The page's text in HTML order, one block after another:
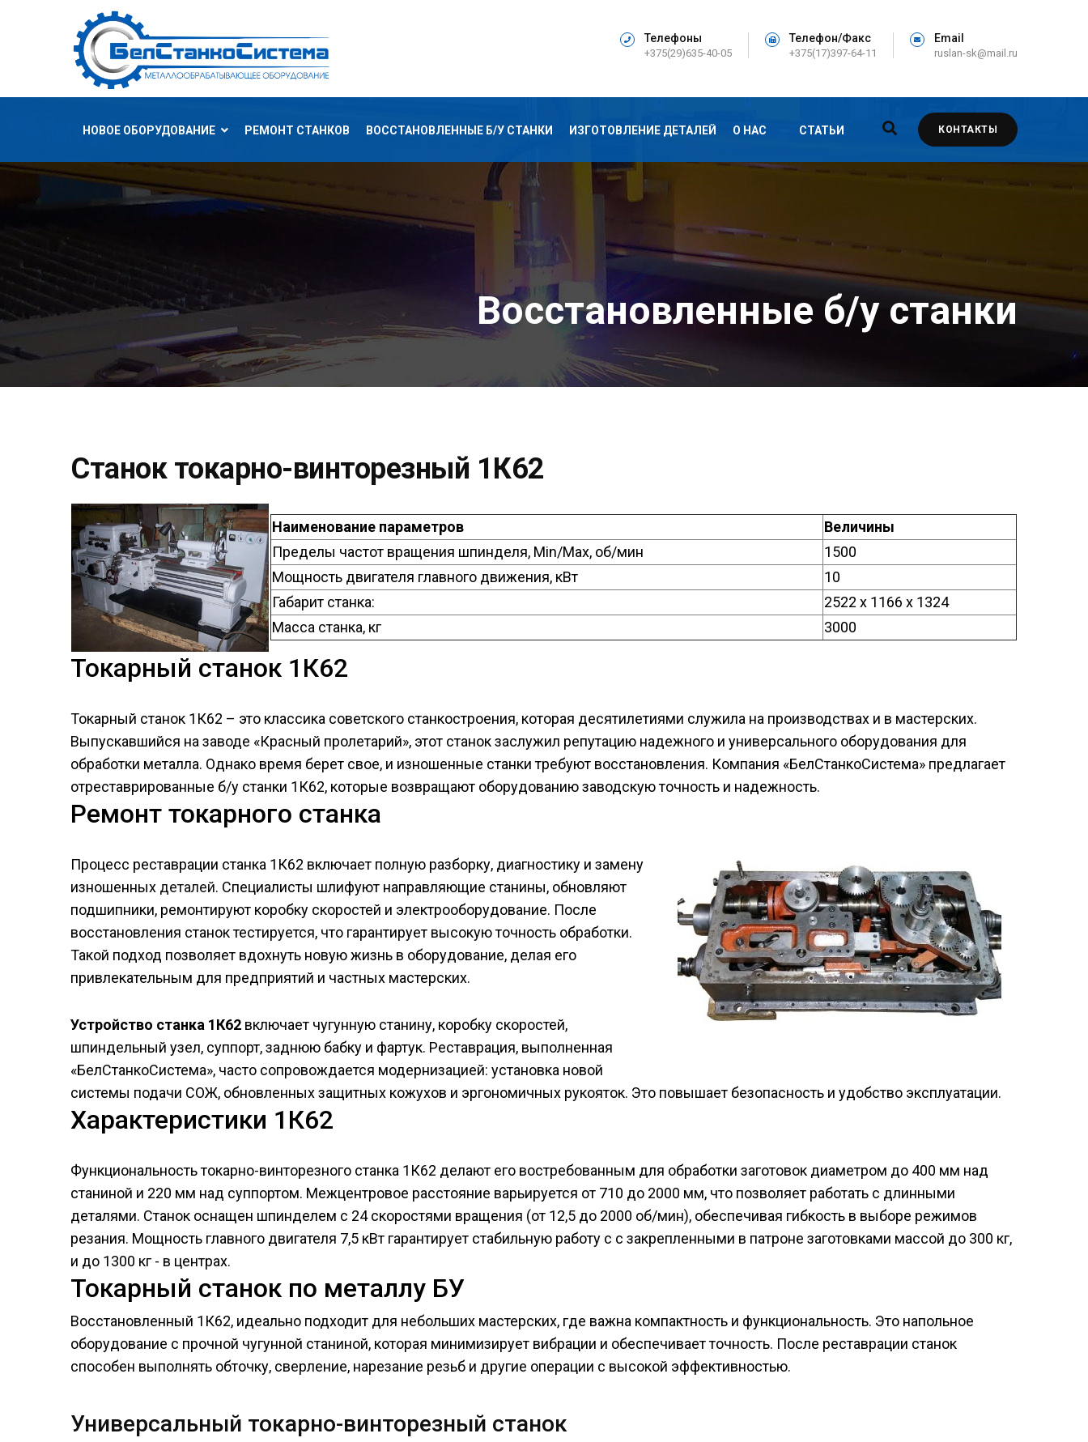
Телефоны
+375(29)635-40-05
Телефон/Факс
+375(17)397-64-11
Email
ruslan-sk@mail.ru
НОВОЕ ОБОРУДОВАНИЕ РЕМОНТ СТАНКОВ ВОССТАНОВЛЕННЫЕ Б/У СТАНКИ ИЗГОТОВЛЕНИЕ ДЕТАЛЕЙ О НАС СТАТЬИ КОНТАКТЫ
Восстановленные б/у станки
Станок токарно-винторезный 1К62
Наименование параметров
Величины
Пределы частот вращения шпинделя, Min/Max, об/мин
1500
Мощность двигателя главного движения, кВт
10
Габарит станка:
2522 х 1166 х 1324
Масса станка, кг
3000
Токарный станок 1К62
Токарный станок 1К62 – это классика советского станкостроения, которая десятилетиями служила на производствах и в мастерских.
Выпускавшийся на заводе «Красный пролетарий», этот станок заслужил репутацию надежного и универсального оборудования для
обработки металла. Однако время берет свое, и изношенные станки требуют восстановления. Компания «БелСтанкоСистема» предлагает
отреставрированные б/у станки 1К62, которые возвращают оборудованию заводскую точность и надежность.
Ремонт токарного станка
Процесс реставрации станка 1К62 включает полную разборку, диагностику и замену
изношенных деталей. Специалисты шлифуют направляющие станины, обновляют
подшипники, ремонтируют коробку скоростей и электрооборудование. После
восстановления станок тестируется, что гарантирует высокую точность обработки.
Такой подход позволяет вдохнуть новую жизнь в оборудование, делая его
привлекательным для предприятий и частных мастерских.
Устройство станка 1К62 включает чугунную станину, коробку скоростей,
шпиндельный узел, суппорт, заднюю бабку и фартук. Реставрация, выполненная
«БелСтанкоСистема», часто сопровождается модернизацией: установка новой
системы подачи СОЖ, обновленных защитных кожухов и эргономичных рукояток. Это повышает безопасность и удобство эксплуатации.
Характеристики 1К62
Функциональность токарно-винторезного станка 1К62 делают его востребованным для обработки заготовок диаметром до 400 мм над
станиной и 220 мм над суппортом. Межцентровое расстояние варьируется от 710 до 2000 мм, что позволяет работать с длинными
деталями. Станок оснащен шпинделем с 24 скоростями вращения (от 12,5 до 2000 об/мин), обеспечивая гибкость в выборе режимов
резания. Мощность главного двигателя 7,5 кВт гарантирует стабильную работу с с закрепленными в патроне заготовками массой до 300 кг,
и до 1300 кг - в центрах.
Токарный станок по металлу БУ
Восстановленный 1К62, идеально подходит для небольших мастерских, где важна компактность и функциональность. Это напольное
оборудование с прочной чугунной станиной, которая минимизирует вибрации и обеспечивает точность. После реставрации станок
способен выполнять обточку, сверление, нарезание резьб и другие операции с высокой эффективностью.
Универсальный токарно-винторезный станок